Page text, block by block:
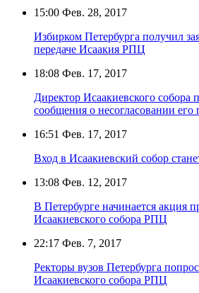
15:00 Фев. 28, 2017
Избирком Петербурга получил
передаче Исаакия РПЦ
18:08 Фев. 17, 2017
Директор Исаакиевского собора
сообщения о несогласовании
16:51 Фев. 17, 2017
Вход в Исаакиевский собор
13:08 Фев. 12, 2017
В Петербурге начинается акция
Исаакиевского собора РПЦ
22:17 Фев. 7, 2017
Ректоры вузов Петербурга
Исаакиевского собора РПЦ